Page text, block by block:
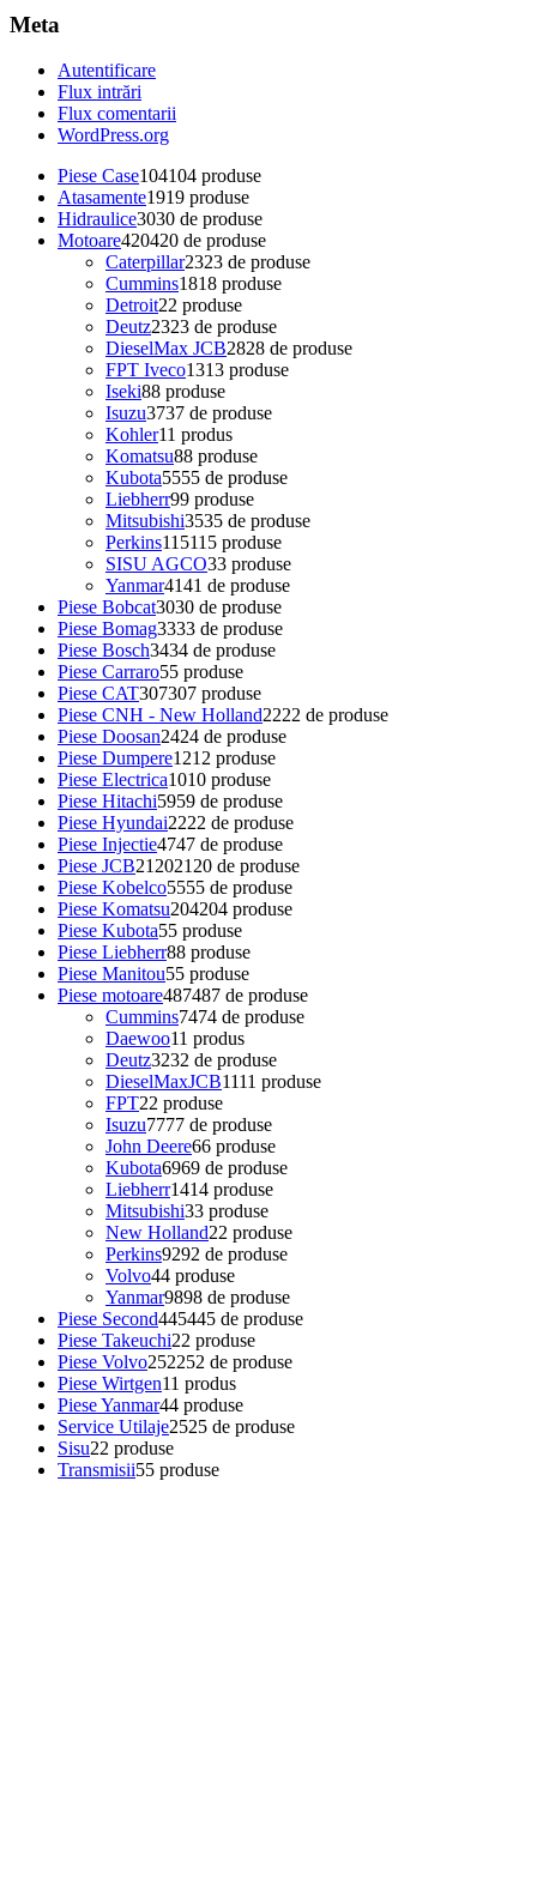
Meta
Autentificare
Flux intrări
Flux comentarii
WordPress.org
Piese Case104104 produse
Atasamente1919 produse
Hidraulice3030 de produse
Motoare420420 de produse
Caterpillar2323 de produse
Cummins1818 produse
Detroit22 produse
Deutz2323 de produse
DieselMax JCB2828 de produse
FPT Iveco1313 produse
Iseki88 produse
Isuzu3737 de produse
Kohler11 produs
Komatsu88 produse
Kubota5555 de produse
Liebherr99 produse
Mitsubishi3535 de produse
Perkins115115 produse
SISU AGCO33 produse
Yanmar4141 de produse
Piese Bobcat3030 de produse
Piese Bomag3333 de produse
Piese Bosch3434 de produse
Piese Carraro55 produse
Piese CAT307307 produse
Piese CNH - New Holland2222 de produse
Piese Doosan2424 de produse
Piese Dumpere1212 produse
Piese Electrica1010 produse
Piese Hitachi5959 de produse
Piese Hyundai2222 de produse
Piese Injectie4747 de produse
Piese JCB21202120 de produse
Piese Kobelco5555 de produse
Piese Komatsu204204 produse
Piese Kubota55 produse
Piese Liebherr88 produse
Piese Manitou55 produse
Piese motoare487487 de produse
Cummins7474 de produse
Daewoo11 produs
Deutz3232 de produse
DieselMaxJCB1111 produse
FPT22 produse
Isuzu7777 de produse
John Deere66 produse
Kubota6969 de produse
Liebherr1414 produse
Mitsubishi33 produse
New Holland22 produse
Perkins9292 de produse
Volvo44 produse
Yanmar9898 de produse
Piese Second445445 de produse
Piese Takeuchi22 produse
Piese Volvo252252 de produse
Piese Wirtgen11 produs
Piese Yanmar44 produse
Service Utilaje2525 de produse
Sisu22 produse
Transmisii55 produse